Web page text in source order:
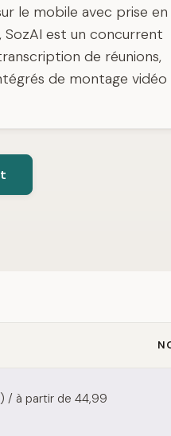
le mobile avec prise en
est un concurrent
de réunions,
de montage vidéo
/ à partir de 44,99